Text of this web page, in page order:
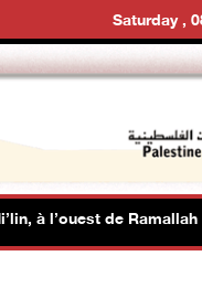
Saturday ,
à l’ouest de Ramallah